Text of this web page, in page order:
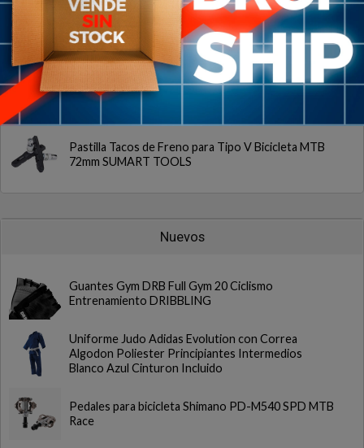
VALVULAS
SOPORTE MANTENIMIENTO
Más vendidos
Pastilla Tacos de Freno para Tipo V Bicicleta MTB
72mm SUMART TOOLS
Nuevos
Guantes Gym DRB Full Gym 20 Ciclismo
Entrenamiento DRIBBLING
Uniforme Judo Adidas Evolution con Correa
Algodon Poliester Principiantes Intermedios
Blanco Azul Cinturon Incluido
Pedales para bicicleta Shimano PD-M540 SPD MTB
Race